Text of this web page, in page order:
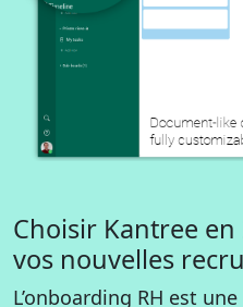
Choisir Kantree
vos nouvelles
L’onboarding RH est